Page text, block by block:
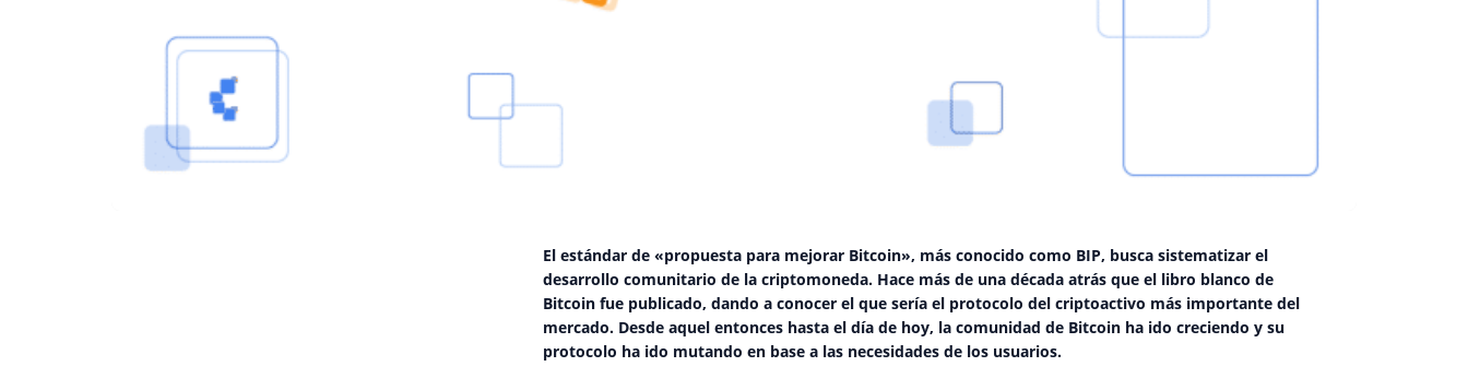
El estándar de «propuesta para mejorar Bitcoin», más conocido como BIP, busca sistematizar el
desarrollo comunitario de la criptomoneda. Hace más de una década atrás que el libro blanco de
Bitcoin fue publicado, dando a conocer el que sería el protocolo del criptoactivo más importante del
mercado. Desde aquel entonces hasta el día de hoy, la comunidad de Bitcoin ha ido creciendo y su
protocolo ha ido mutando en base a las necesidades de los usuarios.